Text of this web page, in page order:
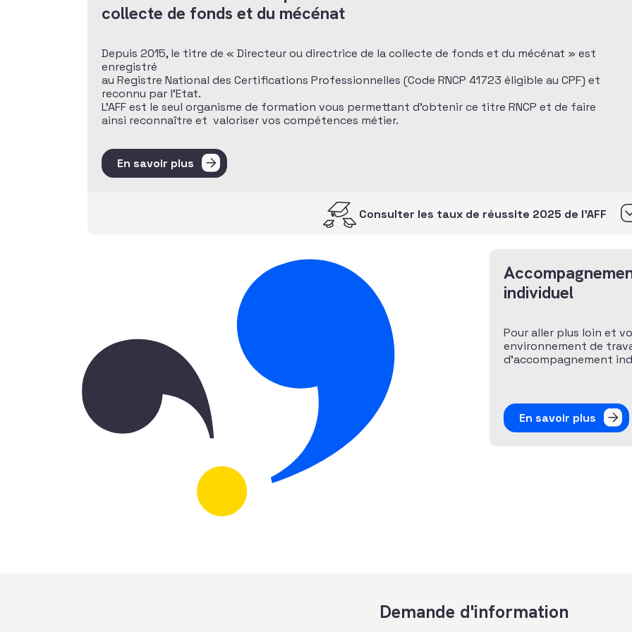
collecte de fonds et du mécénat
Depuis 2015, le titre de « Directeur ou directrice de la collecte de fonds et du mécénat » est
enregistré
au Registre National des Certifications Professionnelles (Code RNCP 41723 éligible au CPF) et
reconnu par l’Etat.
L’AFF est le seul organisme de formation vous permettant d’obtenir ce titre RNCP et de faire
ainsi reconnaître et valoriser vos compétences métier.
En savoir plus
Consulter les taux de réussite 2025 de l’AFF
individuel
Pour aller plus loin et
environnement de
d’accompagnement
En savoir plus
Demande d'information